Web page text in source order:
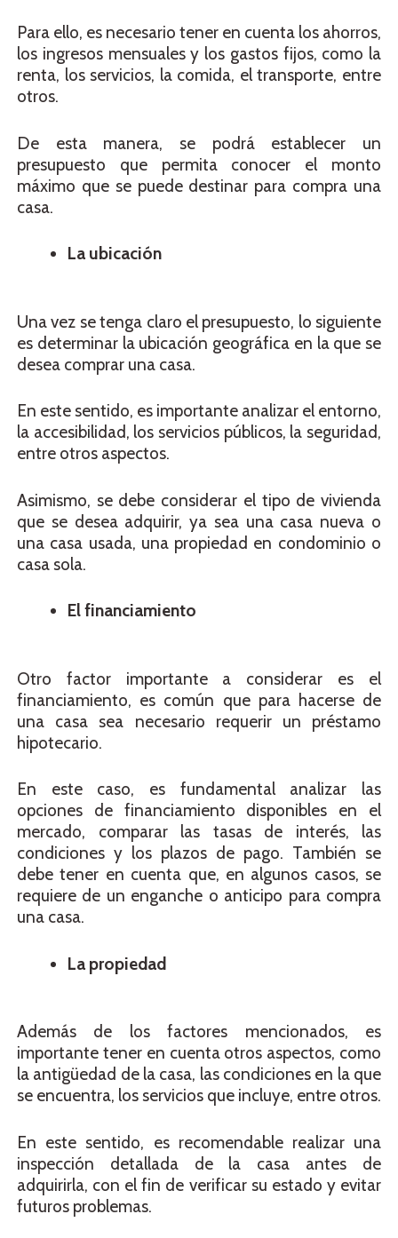
Para ello, es necesario tener en cuenta los ahorros,
los ingresos mensuales y los gastos fijos, como la
renta, los servicios, la comida, el transporte, entre
otros.
De esta manera, se podrá establecer un
presupuesto que permita conocer el monto
máximo que se puede destinar para compra una
casa.
La ubicación
Una vez se tenga claro el presupuesto, lo siguiente
es determinar la ubicación geográfica en la que se
desea comprar una casa.
En este sentido, es importante analizar el entorno,
la accesibilidad, los servicios públicos, la seguridad,
entre otros aspectos.
Asimismo, se debe considerar el tipo de vivienda
que se desea adquirir, ya sea una casa nueva o
una casa usada, una propiedad en condominio o
casa sola.
El financiamiento
Otro factor importante a considerar es el
financiamiento, es común que para hacerse de
una casa sea necesario requerir un préstamo
hipotecario.
En este caso, es fundamental analizar las
opciones de financiamiento disponibles en el
mercado, comparar las tasas de interés, las
condiciones y los plazos de pago. También se
debe tener en cuenta que, en algunos casos, se
requiere de un enganche o anticipo para compra
una casa.
La propiedad
Además de los factores mencionados, es
importante tener en cuenta otros aspectos, como
la antigüedad de la casa, las condiciones en la que
se encuentra, los servicios que incluye, entre otros.
En este sentido, es recomendable realizar una
inspección detallada de la casa antes de
adquirirla, con el fin de verificar su estado y evitar
futuros problemas.